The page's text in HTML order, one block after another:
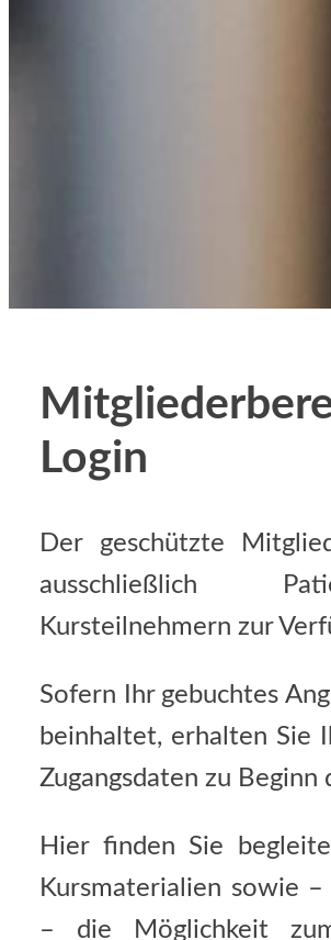
Login
Der geschützte
ausschließlich
Kursteilnehmern zur
Sofern Ihr gebuchtes
beinhaltet, erhalten Sie
Zugangsdaten zu Beginn
Hier finden Sie
Kursmaterialien sowie
– die Möglichkeit